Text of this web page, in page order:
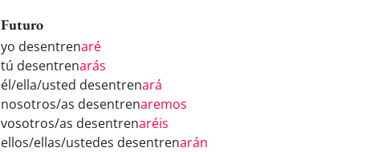
Futuro
yo desentrenaré
tú desentrenarás
él/ella/usted desentrenará
nosotros/as desentrenaremos
vosotros/as desentrenaréis
ellos/ellas/ustedes desentrenarán